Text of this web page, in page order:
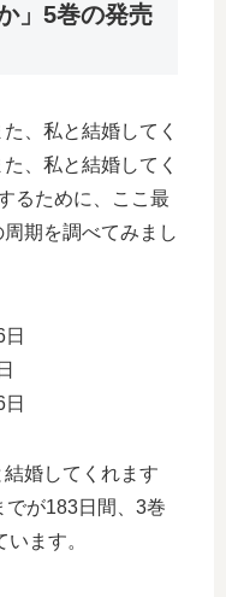
」5巻の発売
、私と結婚してく
、私と結婚してく
るために、ここ最
期を調べてみまし
結婚してくれます
が183日間、3巻
ます。